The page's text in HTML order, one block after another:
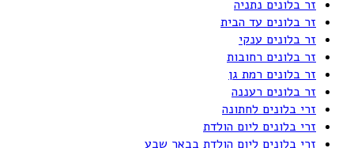
זר בלונים נתניה
זר בלונים עד הבית
זר בלונים ענקי
זר בלונים רחובות
זר בלונים רמת גן
זר בלונים רעננה
זרי בלונים לחתונה
זרי בלונים ליום הולדת
זרי בלונים ליום הולדת בבאר שבע